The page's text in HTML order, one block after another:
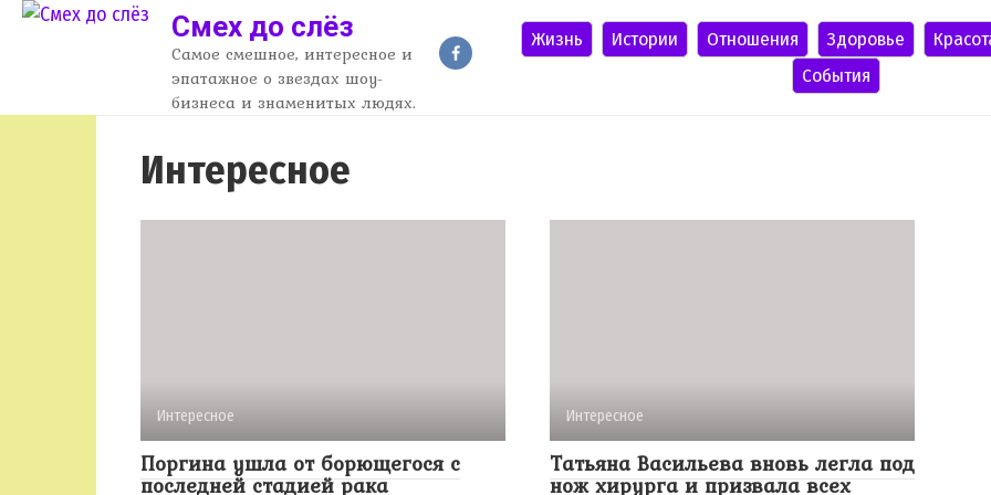
Перейти
Смех до слёз
Самое смешное, интересное и
эпатажное о звездах шоу-
бизнеса и знаменитых людях.
Жизнь Истории Отношения Здоровье
События
Интересное
Интересное
Поргина ушла от борющегося с
последней стадией рака
Интересное
Татьяна Васильева вновь легла под
нож хирурга и призвала всех